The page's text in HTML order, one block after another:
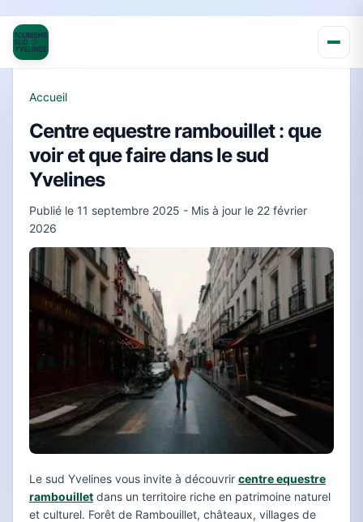
Accueil
Centre equestre rambouillet : que
voir et que faire dans le sud
Yvelines
Publié le 11 septembre 2025 - Mis à jour le 22 février
2026
Le sud Yvelines vous invite à découvrir centre equestre
rambouillet dans un territoire riche en patrimoine naturel
et culturel. Forêt de Rambouillet, châteaux, villages de